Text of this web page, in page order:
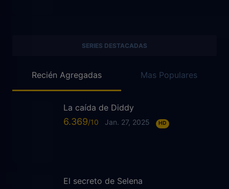
SERIES DESTACADAS
Recién Agregadas Mas Populares
La caída de Diddy
6.369 Jan. 27, 2025 HD
El secreto de Selena